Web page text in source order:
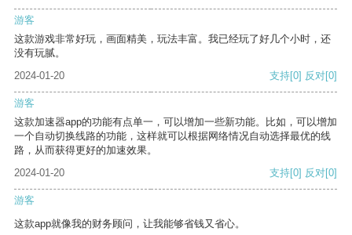
游客
这款游戏非常好玩，画面精美，玩法丰富。我已经玩了好几个小时，还
没有玩腻。
2024-01-20
支持[0] 反对[0]
游客
这款加速器app的功能有点单一，可以增加一些新功能。比如，可以增加
一个自动切换线路的功能，这样就可以根据网络情况自动选择最优的线
路，从而获得更好的加速效果。
2024-01-20
支持[0] 反对[0]
游客
这款app就像我的财务顾问，让我能够省钱又省心。